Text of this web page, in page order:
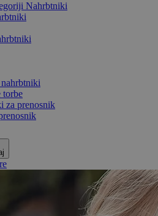
Nahrbtniki
torbe
za prenosnik